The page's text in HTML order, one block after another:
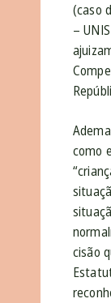
(caso
–
como
cisão